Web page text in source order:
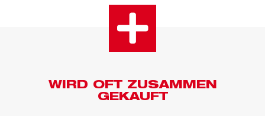
WIRD OFT ZUSAMMEN
GEKAUFT